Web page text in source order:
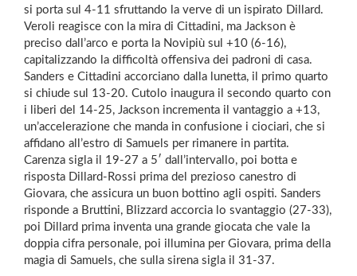
si porta sul 4-11 sfruttando la verve di un ispirato Dillard.
Veroli reagisce con la mira di Cittadini, ma Jackson è
preciso dall’arco e porta la Novipiù sul +10 (6-16),
capitalizzando la difficoltà offensiva dei padroni di casa.
Sanders e Cittadini accorciano dalla lunetta, il primo quarto
si chiude sul 13-20. Cutolo inaugura il secondo quarto con
i liberi del 14-25, Jackson incrementa il vantaggio a +13,
un’accelerazione che manda in confusione i ciociari, che si
affidano all’estro di Samuels per rimanere in partita.
Carenza sigla il 19-27 a 5′ dall’intervallo, poi botta e
risposta Dillard-Rossi prima del prezioso canestro di
Giovara, che assicura un buon bottino agli ospiti. Sanders
risponde a Bruttini, Blizzard accorcia lo svantaggio (27-33),
poi Dillard prima inventa una grande giocata che vale la
doppia cifra personale, poi illumina per Giovara, prima della
magia di Samuels, che sulla sirena sigla il 31-37.